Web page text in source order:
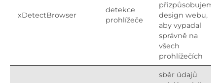
xDetectBrowser
detekce
prohlížeče
přizpůsobujeme
design webu,
aby vypadal
správně na
všech
prohlížečích
sběr údajů